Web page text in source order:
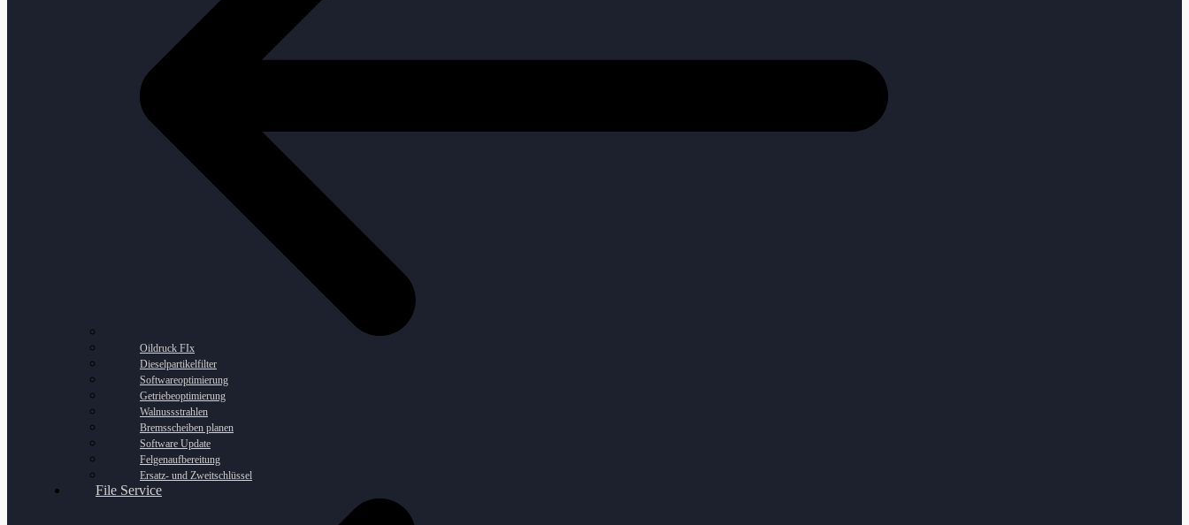
Oildruck FIx
Dieselpartikelfilter
Softwareoptimierung
Getriebeoptimierung
Walnussstrahlen
Bremsscheiben planen
Software Update
Felgenaufbereitung
Ersatz- und Zweitschlüssel
File Service